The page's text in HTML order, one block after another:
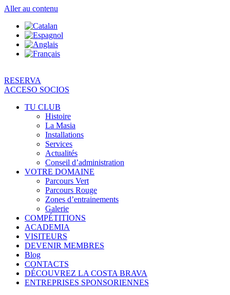
Aller au contenu
RESERVA
ACCESO SOCIOS
TU CLUB
Histoire
La Masia
Installations
Services
Actualités
Conseil d’administration
VOTRE DOMAINE
Parcours Vert
Parcours Rouge
Zones d’entrainements
Galerie
COMPÉTITIONS
ACADEMIA
VISITEURS
DEVENIR MEMBRES
Blog
CONTACTS
DÉCOUVREZ LA COSTA BRAVA
ENTREPRISES SPONSORIENNES